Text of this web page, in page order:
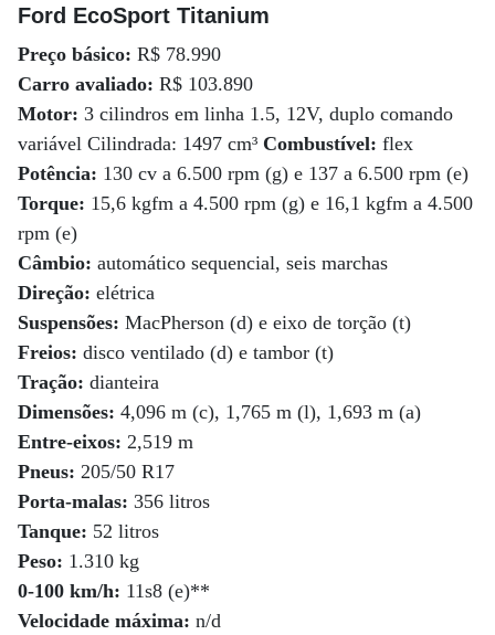
Ford EcoSport Titanium
Preço básico: R$ 78.990
Carro avaliado: R$ 103.890
Motor: 3 cilindros em linha 1.5, 12V, duplo comando
variável Cilindrada: 1497 cm³ Combustível: flex
Potência: 130 cv a 6.500 rpm (g) e 137 a 6.500 rpm (e)
Torque: 15,6 kgfm a 4.500 rpm (g) e 16,1 kgfm a 4.500
rpm (e)
Câmbio: automático sequencial, seis marchas
Direção: elétrica
Suspensões: MacPherson (d) e eixo de torção (t)
Freios: disco ventilado (d) e tambor (t)
Tração: dianteira
Dimensões: 4,096 m (c), 1,765 m (l), 1,693 m (a)
Entre-eixos: 2,519 m
Pneus: 205/50 R17
Porta-malas: 356 litros
Tanque: 52 litros
Peso: 1.310 kg
0-100 km/h: 11s8 (e)**
Velocidade máxima: n/d